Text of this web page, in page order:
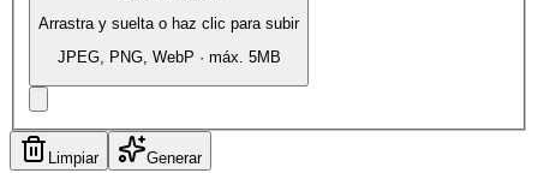
Arrastra y suelta o haz clic para subir
JPEG, PNG, WebP · máx. 5MB
Limpiar Generar